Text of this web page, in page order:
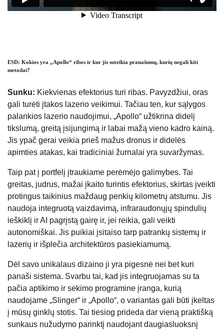
ESD: Kokios yra „Apollo“ ribos ir kur jis suteikia pranašumų, kurių negali kiti
metodai?
Sunku: Kiekvienas efektorius turi ribas. Pavyzdžiui, oras
gali turėti įtakos lazerio veikimui. Tačiau ten, kur sąlygos
palankios lazerio naudojimui, „Apollo“ užtikrina didelį
tikslumą, greitą įsijungimą ir labai mažą vieno kadro kainą.
Jis ypač gerai veikia prieš mažus dronus ir didelės
apimties atakas, kai tradiciniai žurnalai yra suvaržymas.
Taip pat į portfelį įtraukiame perėmėjo galimybes. Tai
greitas, judrus, mažai įkaito turintis efektorius, skirtas įveikti
protingus taikinius maždaug penkių kilometrų atstumu. Jis
naudoja integruotą vaizdavimą, infraraudonųjų spindulių
ieškiklį ir AI pagrįstą gairę ir, jei reikia, gali veikti
autonomiškai. Jis puikiai įsitaiso tarp patrankų sistemų ir
lazerių ir išplečia architektūros pasiekiamumą.
Dėl savo unikalaus dizaino ji yra pigesnė nei bet kuri
panaši sistema. Svarbu tai, kad jis integruojamas su ta
pačia aptikimo ir sekimo programine įranga, kurią
naudojame „Slinger“ ir „Apollo“, o variantas gali būti įkeltas
į mūsų ginklų stotis. Tai tiesiog prideda dar vieną praktišką
sunkaus nužudymo parinktį naudojant daugiasluoksnį